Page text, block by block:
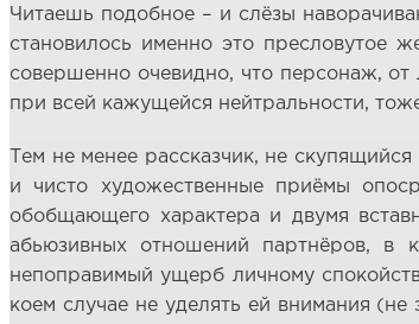
Читаешь подобное – и слёзы
становилось именно это пресловутое
совершенно очевидно, что персонаж,
при всей кажущейся нейтральности,
Тем не менее рассказчик, не
и чисто художественные приёмы
обобщающего характера и двумя
абьюзивных отношений партнёров, в
непоправимый ущерб личному
коем случае не уделять ей внимания